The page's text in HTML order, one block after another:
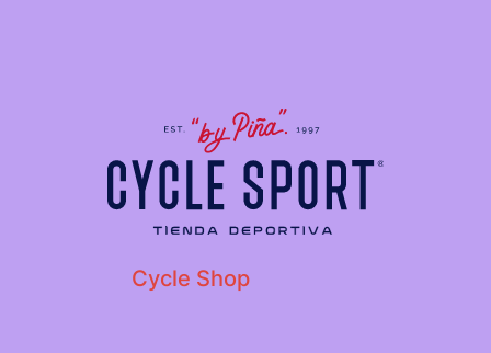
Cycle Shop